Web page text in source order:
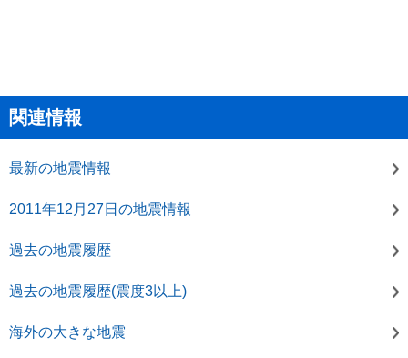
関連情報
最新の地震情報
2011年12月27日の地震情報
過去の地震履歴
過去の地震履歴(震度3以上)
海外の大きな地震